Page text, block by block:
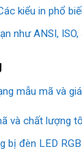
kiểu in phổ
như ANSI, ISO,
mẫu mã và
và chất lượng
bị đèn LED